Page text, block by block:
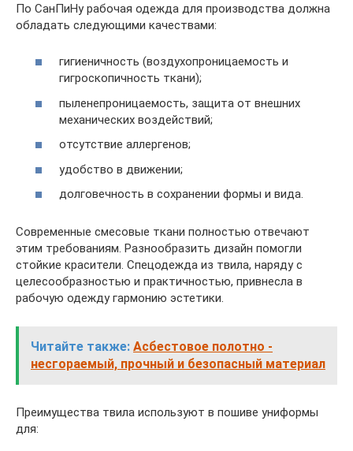
По СанПиНу рабочая одежда для производства должна
обладать следующими качествами:
гигиеничность (воздухопроницаемость и
гигроскопичность ткани);
пыленепроницаемость, защита от внешних
механических воздействий;
отсутствие аллергенов;
удобство в движении;
долговечность в сохранении формы и вида.
Современные смесовые ткани полностью отвечают
этим требованиям. Разнообразить дизайн помогли
стойкие красители. Спецодежда из твила, наряду с
целесообразностью и практичностью, привнесла в
рабочую одежду гармонию эстетики.
Читайте также: Асбестовое полотно -
несгораемый, прочный и безопасный материал
Преимущества твила используют в пошиве униформы
для: